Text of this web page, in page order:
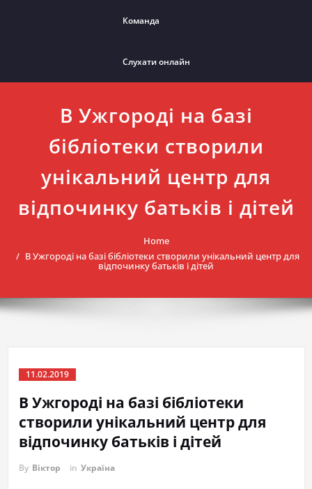
Команда
Слухати онлайн
В Ужгороді на базі
бібліотеки створили
унікальний центр для
відпочинку батьків і дітей
Home
В Ужгороді на базі бібліотеки створили унікальний центр для
відпочинку батьків і дітей
11.02.2019
В Ужгороді на базі бібліотеки
створили унікальний центр для
відпочинку батьків і дітей
By Віктор in Україна